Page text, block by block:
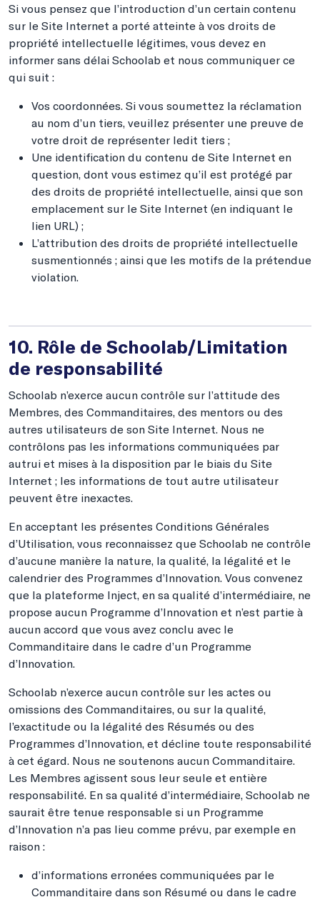
Si vous pensez que l’introduction d’un certain contenu
sur le Site Internet a porté atteinte à vos droits de
propriété intellectuelle légitimes, vous devez en
informer sans délai Schoolab et nous communiquer ce
qui suit :
Vos coordonnées. Si vous soumettez la réclamation
au nom d’un tiers, veuillez présenter une preuve de
votre droit de représenter ledit tiers ;
Une identification du contenu de Site Internet en
question, dont vous estimez qu’il est protégé par
des droits de propriété intellectuelle, ainsi que son
emplacement sur le Site Internet (en indiquant le
lien URL) ;
L’attribution des droits de propriété intellectuelle
susmentionnés ; ainsi que les motifs de la prétendue
violation.
10. Rôle de Schoolab/Limitation
de responsabilité
Schoolab n’exerce aucun contrôle sur l’attitude des
Membres, des Commanditaires, des mentors ou des
autres utilisateurs de son Site Internet. Nous ne
contrôlons pas les informations communiquées par
autrui et mises à la disposition par le biais du Site
Internet ; les informations de tout autre utilisateur
peuvent être inexactes.
En acceptant les présentes Conditions Générales
d’Utilisation, vous reconnaissez que Schoolab ne contrôle
d’aucune manière la nature, la qualité, la légalité et le
calendrier des Programmes d’Innovation. Vous convenez
que la plateforme Inject, en sa qualité d’intermédiaire, ne
propose aucun Programme d’Innovation et n’est partie à
aucun accord que vous avez conclu avec le
Commanditaire dans le cadre d’un Programme
d’Innovation.
Schoolab n’exerce aucun contrôle sur les actes ou
omissions des Commanditaires, ou sur la qualité,
l’exactitude ou la légalité des Résumés ou des
Programmes d’Innovation, et décline toute responsabilité
à cet égard. Nous ne soutenons aucun Commanditaire.
Les Membres agissent sous leur seule et entière
responsabilité. En sa qualité d’intermédiaire, Schoolab ne
saurait être tenue responsable si un Programme
d’Innovation n’a pas lieu comme prévu, par exemple en
raison :
d’informations erronées communiquées par le
Commanditaire dans son Résumé ou dans le cadre